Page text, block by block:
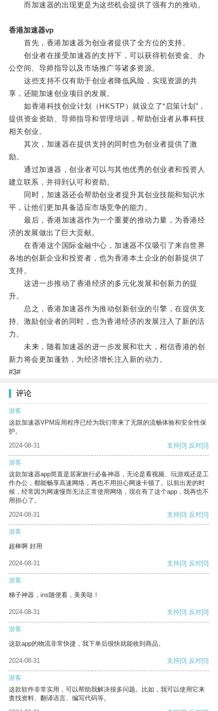
而加速器的出现更是为这些机会提供了强有力的推动。
香港加速器vp
首先，香港加速器为创业者提供了全方位的支持。
创业者在接受加速器的支持下，可以获得初创资金、办
公空间、导师指导以及市场推广等诸多资源。
这些支持不仅有助于创业者降低风险，实现资源的共
享，还能加速创业项目的发展。
如香港科技创业计划（HKSTP）就设立了“启策计划”，
提供资金资助、导师指导和管理培训，帮助创业者从事科技
相关创业。
其次，加速器在提供支持的同时也为创业者提供了激
励。
通过加速器，创业者可以与其他优秀的创业者和投资人
建立联系，并得到认可和资助。
同时，加速器还会帮助创业者提升其创业技能和知识水
平，让他们更加具备适应市场竞争的能力。
最后，香港加速器作为一个重要的推动力量，为香港经
济的发展做出了巨大贡献。
在香港这个国际金融中心，加速器不仅吸引了来自世界
各地的创新企业和投资者，也为香港本土企业的创新提供了
支持。
这进一步推动了香港经济的多元化发展和创新力的提
升。
总之，香港加速器作为推动创新创业的引擎，在提供支
持、激励创业者的同时，也为香港经济的发展注入了新的活
力。
未来，随着加速器的进一步发展和壮大，相信香港的创
新力将会更加蓬勃，为经济增长注入新的动力。
#3#
评论
游客
这款加速器VPM应用程序已经为我们带来了无限的流畅体验和安全性保
护。
2024-08-31
支持[0] 反对[0]
游客
这款加速器app简直是居家旅行必备神器，无论是看视频、玩游戏还是工
作办公，都能畅享高速网络，再也不用担心网速卡顿了。以前出差的时
候，经常因为网速慢而无法正常使用网络，现在有了这个app，我再也不
用担心了。
2024-08-31
支持[0] 反对[0]
游客
超棒啊 好用
2024-08-31 支持[0] 反对[0]
游客
梯子神器，ins随便看，美美哒！
2024-08-31 支持[0] 反对[0]
游客
这款app的物流非常快捷，我下单后很快就能收到商品。
2024-08-31 支持[0] 反对[0]
游客
这款软件非常实用，可以帮助我解决很多问题。比如，我可以使用它来
查找资料、翻译语言、编写代码等。